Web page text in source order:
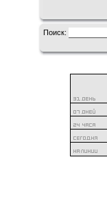
Поиск: